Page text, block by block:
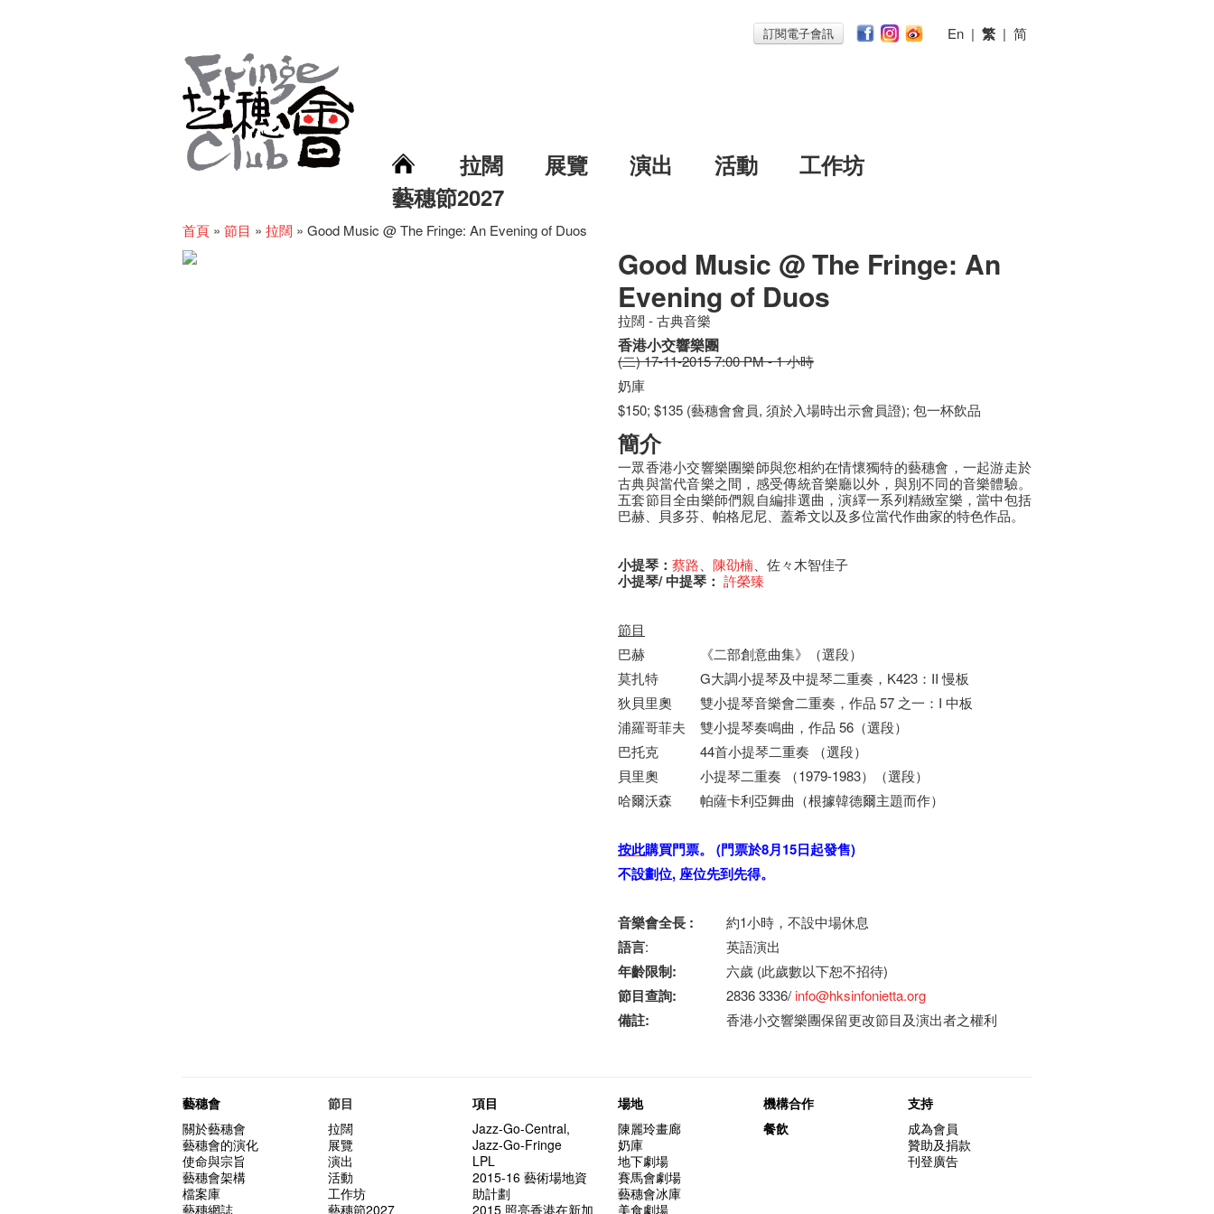
訂閱電子會訊 En | 繁 | 简
拉闊 展覽 演出 活動
工作坊
藝穗節2027
首頁 » 節目 » 拉闊 » Good Music @ The Fringe: An Evening of Duos
Good Music @ The Fringe: An
Evening of Duos
拉闊 - 古典音樂
香港小交響樂團
(二) 17-11-2015 7:00 PM - 1 小時
奶庫
$150; $135 (藝穗會會員, 須於入場時出示會員證); 包一杯飲品
簡介
一眾香港小交響樂團樂師與您相約在情懷獨特的藝穗會，一起游走於
古典與當代音樂之間，感受傳統音樂廳以外，與別不同的音樂體驗。
五套節目全由樂師們親自編排選曲，演繹一系列精緻室樂，當中包括
巴赫、貝多芬、帕格尼尼、蓋希文以及多位當代作曲家的特色作品。
小提琴：蔡路 、陳劭楠 、佐々木智佳子
小提琴/ 中提琴： 許榮臻
節目
巴赫
《二部創意曲集》（選段）
莫扎特
G大調小提琴及中提琴二重奏，K423：II 慢板
狄貝里奧
雙小提琴音樂會二重奏，作品 57 之一：I 中板
浦羅哥菲夫
雙小提琴奏鳴曲，作品 56（選段）
巴托克
44首小提琴二重奏 （選段）
貝里奧
小提琴二重奏 （1979-1983）（選段）
哈爾沃森
帕薩卡利亞舞曲（根據韓德爾主題而作）
按此購買門票。 (門票於8月15日起發售)
不設劃位, 座位先到先得。
音樂會全長 : 約1小時，不設中場休息
語言: 英語演出
年齡限制: 六歲 (此歲數以下恕不招待)
節目查詢: 2836 3336/ info@hksinfonietta.org
備註: 香港小交響樂團保留更改節目及演出者之權利
藝穗會
關於藝穗會
藝穗會的演化
使命與宗旨
藝穗會架構
檔案庫
藝穗網誌
節目
拉闊
展覽
演出
活動
工作坊
藝穗節2027
項目
Jazz-Go-Central,
Jazz-Go-Fringe
LPL
2015-16 藝術場地資
助計劃
2015 照亮香港在新加
場地
陳麗玲畫廊
奶庫
地下劇場
賽馬會劇場
藝穗會冰庫
美食劇場
機構合作
餐飲
支持
成為會員
贊助及捐款
刊登廣告